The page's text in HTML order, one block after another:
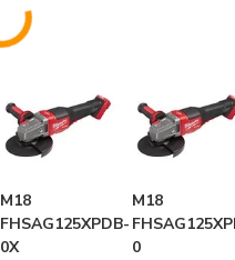
M18
FHSAG125XPDB-
0X
M18
0